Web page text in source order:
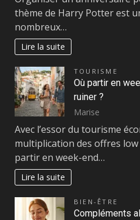
thème de Harry Potter est
nombreux…
Lire la suite
TOURISME
Où partir en
ruiner ?
Marise
Avec l’essor du tourisme
multiplication des offres low
partir en week-end…
Lire la suite
BIEN-ÊTRE
Compléments